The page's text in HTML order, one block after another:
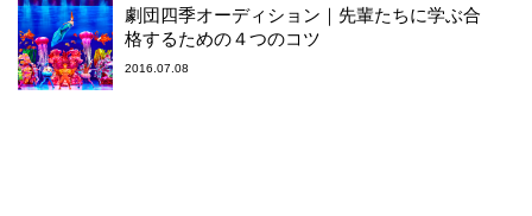
劇団四季オーディション｜先輩たちに学ぶ合
格するための４つのコツ
2016.07.08